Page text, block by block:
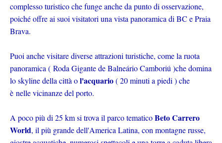
complesso turistico che funge anche da punto di osservazione,
poiché offre ai suoi visitatori una vista panoramica di BC e Praia
Brava.
Puoi anche visitare diverse attrazioni turistiche, come la ruota
panoramica ( Roda Gigante de Balneário Camboriú )che domina
lo skyline della città ol'acquario( 20 minuti a piedi ) che
è nelle vicinanze del porto.
A poco più di 25 km si trova il parco tematicoBeto Carrero
World, il più grande dell'America Latina, con montagne russe,